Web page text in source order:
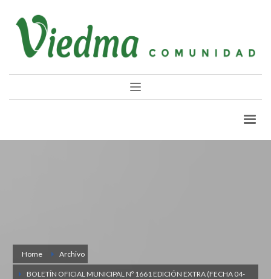
Home Archivo
BOLETÍN OFICIAL MUNICIPAL Nº 1661 EDICIÓN EXTRA (FECHA 04-